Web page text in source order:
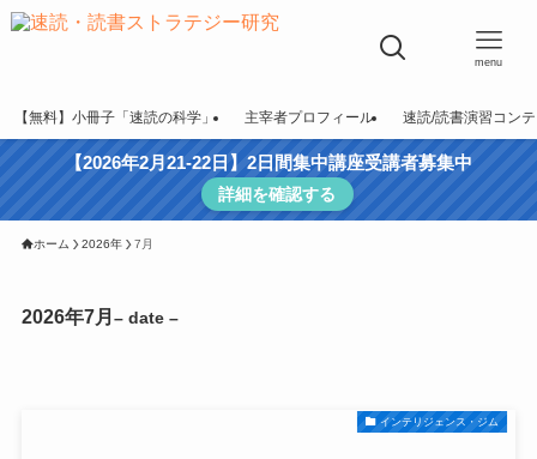
menu
【無料】小冊子「速読の科学」 主宰者プロフィール 速読/読書演習コン
【2026年2月21-22日】2日間集中講座受講者募集中
詳細を確認する
ホーム 2026年 7月
2026年7月 – date –
インテリジェンス・ジム